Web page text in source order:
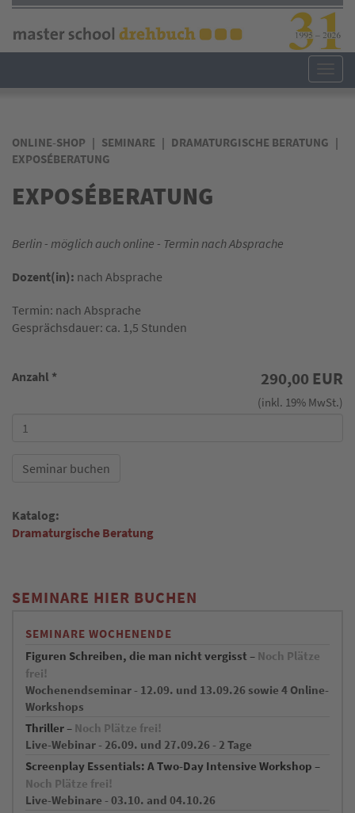
Direkt
Inhalt
ONLINE-SHOP SEMINARE
DRAMATURGISCHE BERATUNG
EXPOSÉBERATUNG
EXPOSÉBERATUNG
Berlin - möglich auch online - Termin nach Absprache
Dozent(in): nach Absprache
Termin: nach Absprache
Gesprächsdauer: ca. 1,5 Stunden
290,00 EUR
(inkl. 19% MwSt.)
Anzahl *
Seminar buchen
Katalog:
Dramaturgische Beratung
SEMINARE HIER BUCHEN
SEMINARE WOCHENENDE
Figuren Schreiben, die man nicht vergisst – Noch Plätze
frei!
Wochenendseminar - 12.09. und 13.09.26 sowie 4 Online-
Workshops
Thriller – Noch Plätze frei!
Live-Webinar - 26.09. und 27.09.26 - 2 Tage
Screenplay Essentials: A Two-Day Intensive Workshop –
Noch Plätze frei!
Live-Webinare - 03.10. and 04.10.26